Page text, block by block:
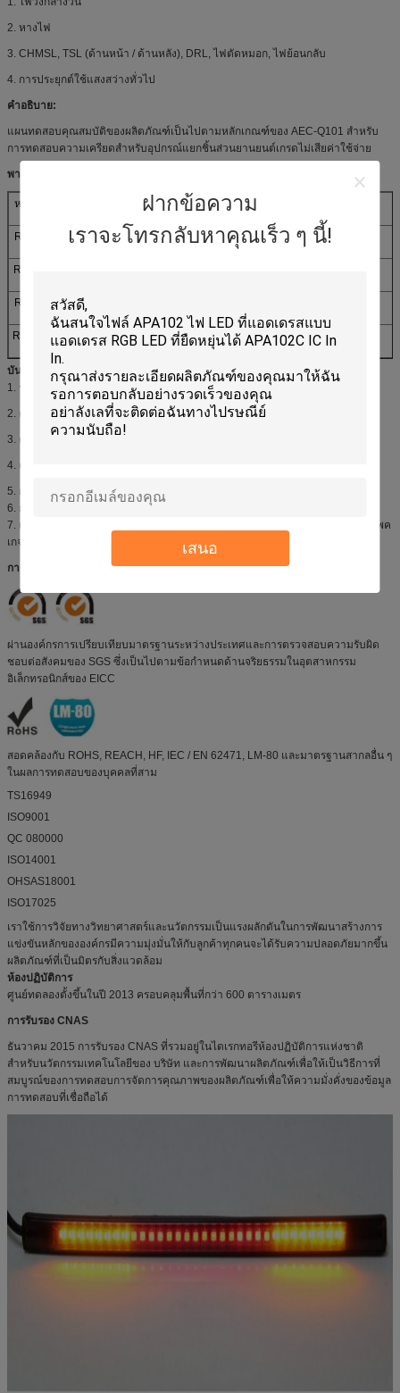
ฝากข้อความ
เราจะโทรกลับหาคุณเร็ว ๆ นี้!
เสนอ
2. หางไฟ
3. CHMSL, TSL (ด้านหน้า / ด้านหลัง), DRL, ไฟตัดหมอก, ไฟย้อนกลับ
4. การประยุกต์ใช้แสงสว่างทั่วไป
คำอธิบาย:
แผนทดสอบคุณสมบัติของผลิตภัณฑ์เป็นไปตามหลักเกณฑ์ของ AEC-Q101 สำหรับ
การทดสอบความเครียดสำหรับอุปกรณ์แยกชิ้นส่วนยานยนต์เกรดไม่เสียค่าใช้จ่าย
พารามิเตอร์:
หมายเลขชิ้นส่วน iv (MCD)
X / Y / WD (นาโน
RF-YMRA30TS-
2800 590 2.2
RF-OMRA30TS-
RF-RSRA30TS-
CE-G
RF-WMRA30TS-
ED-G
6500 (0.33,0.34) 3
บันทึก :
1. รอบหน้าที่, 0.1ms ความกว้างพัลส์
2. ความอดทนในการวัดแรงดันไฟฟ้าไปข้างหน้าเป็น 0.1V
3. ค่าความคลาดเคลื่อนการวัดค่าพิกัดด้านล่างคือ 0.003
4. ความอดทนในการวัดค่าฟลักซ์ส่องสว่างข้างต้น± 10%
5. การดูแลไม่ให้เกินค่าสูงสุดที่แน่นอนของผลิตภัณฑ์
6. การวัดทั้งหมดทำภายใต้สภาวะมาตรฐานของ Refond
7. เมื่อ LEDs กำลังทำงานกระแสไฟสูงสุดควรจะตัดสินใจหลังจากวัดอุณหภูมิของแพค
เกจอุณหภูมิของสายไฟไม่ควรเกินอัตราสูงสุด LED
การสนับสนุนทางเทคนิค
ผ่านองค์กรการเปรียบเทียบมาตรฐานระหว่างประเทศและการตรวจสอบความรับผิด
ชอบต่อสังคมของ SGS ซึ่งเป็นไปตามข้อกำหนดด้านจริยธรรมในอุตสาหกรรม
อิเล็กทรอนิกส์ของ EICC
สอดคล้องกับ ROHS, REACH, HF, IEC / EN 62471, LM-80 และมาตรฐานสากลอื่น ๆ
ในผลการทดสอบของบุคคลที่สาม
TS16949
ISO9001
QC 080000
ISO14001
OHSAS18001
ISO17025
เราใช้การวิจัยทางวิทยาศาสตร์และนวัตกรรมเป็นแรงผลักดันในการพัฒนาสร้างการ
แข่งขันหลักขององค์กรมีความมุ่งมั่นให้กับลูกค้าทุกคนจะได้รับความปลอดภัยมากขึ้น
ผลิตภัณฑ์ที่เป็นมิตรกับสิ่งแวดล้อม
ห้องปฏิบัติการ
ศูนย์ทดลองตั้งขึ้นในปี 2013 ครอบคลุมพื้นที่กว่า 600 ตารางเมตร
การรับรอง CNAS
ธันวาคม 2015 การรับรอง CNAS ที่รวมอยู่ในไดเรกทอรีห้องปฏิบัติการแห่งชาติ
สำหรับนวัตกรรมเทคโนโลยีของ บริษัท และการพัฒนาผลิตภัณฑ์เพื่อให้เป็นวิธีการที่
สมบูรณ์ของการทดสอบการจัดการคุณภาพของผลิตภัณฑ์เพื่อให้ความมั่งคั่งของข้อมูล
การทดสอบที่เชื่อถือได้